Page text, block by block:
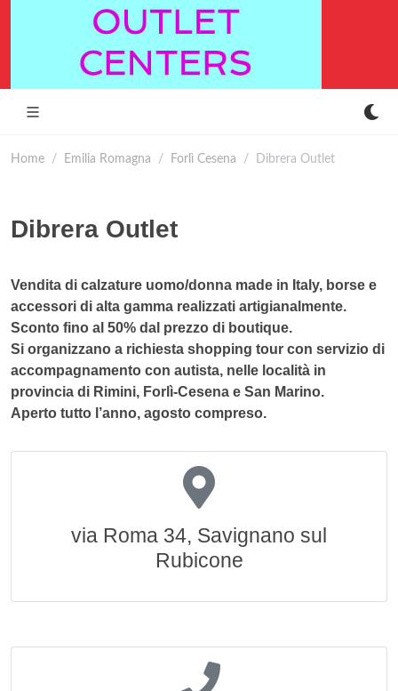
Home Emilia Romagna Forlì Cesena Dibrera Outlet
Dibrera Outlet
Vendita di calzature uomo/donna made in Italy, borse e
accessori di alta gamma realizzati artigianalmente.
Sconto fino al 50% dal prezzo di boutique.
Si organizzano a richiesta shopping tour con servizio di
accompagnamento con autista, nelle località in
provincia di Rimini, Forlì-Cesena e San Marino.
Aperto tutto l’anno, agosto compreso.
via Roma 34, Savignano sul
Rubicone